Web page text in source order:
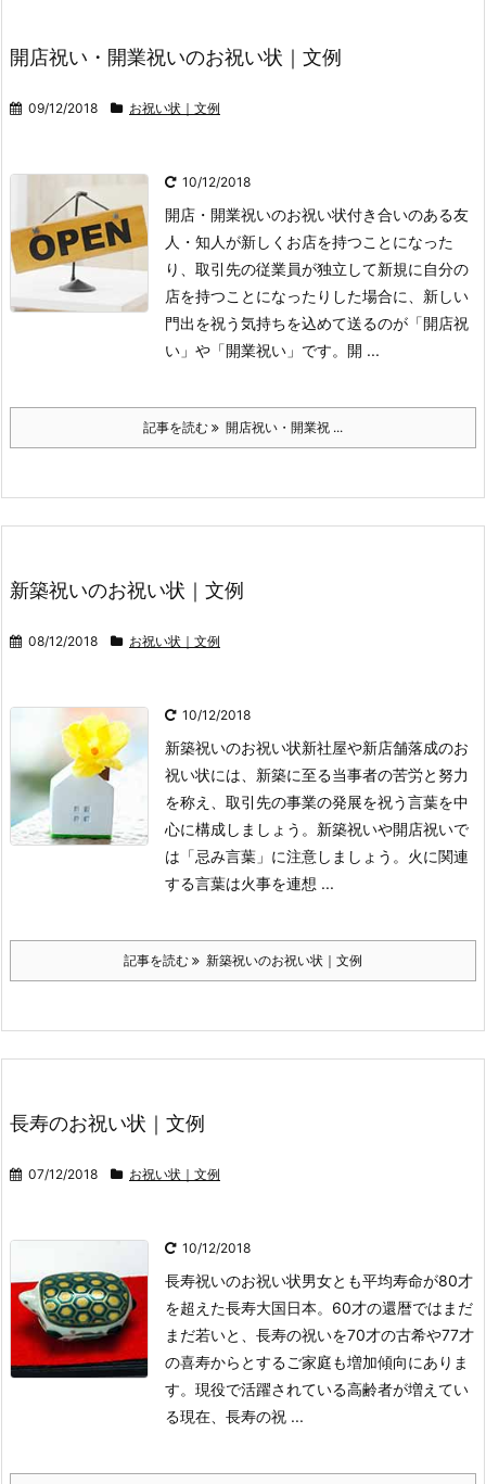
開店祝い・開業祝いのお祝い状｜文例
09/12/2018 お祝い状｜文例
10/12/2018
開店・開業祝いのお祝い状付き合いのある友
人・知人が新しくお店を持つことになった
り、取引先の従業員が独立して新規に自分の
店を持つことになったりした場合に、新しい
門出を祝う気持ちを込めて送るのが「開店祝
い」や「開業祝い」です。 開 ...
記事を読む 開店祝い・開業祝 ...
新築祝いのお祝い状｜文例
08/12/2018 お祝い状｜文例
10/12/2018
新築祝いのお祝い状新社屋や新店舗落成のお
祝い状には、新築に至る当事者の苦労と努力
を称え、取引先の事業の発展を祝う言葉を中
心に構成しましょう。 新築祝いや開店祝いで
は「忌み言葉」に注意しましょう。火に関連
する言葉は火事を連想 ...
記事を読む 新築祝いのお祝い状｜文例
長寿のお祝い状｜文例
07/12/2018 お祝い状｜文例
10/12/2018
長寿祝いのお祝い状男女とも平均寿命が80才
を超えた長寿大国日本。60才の還暦ではまだ
まだ若いと、長寿の祝いを70才の古希や77才
の喜寿からとするご家庭も増加傾向にありま
す。 現役で活躍されている高齢者が増えてい
る現在、長寿の祝 ...